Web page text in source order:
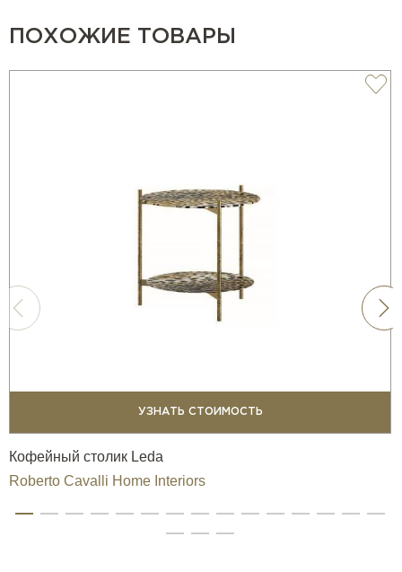
ПОХОЖИЕ ТОВАРЫ
УЗНАТЬ СТОИМОСТЬ
Кофейный столик Leda
Roberto Cavalli Home Interiors